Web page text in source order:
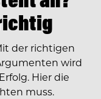
der richtigen
wird
Hier die
muss.